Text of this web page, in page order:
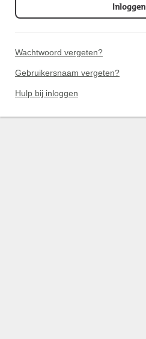
Inloggen
Wachtwoord vergeten?
Gebruikersnaam vergeten?
Hulp bij inloggen